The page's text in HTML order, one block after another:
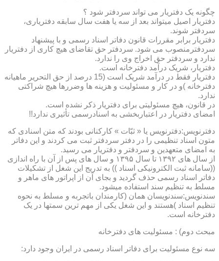
چگونه یک دفتریار می تواند سردفتر شود ؟
دفتریار اصیل میتواند بعد از سه یا هفت سال سابقه دفتریاری،
سردفتر شوند.
دفتریار برابر مقررات قانون دفاتر اسناد رسمی و با پیشنهاد
سردفترمنصوب می شود. سردفتر حق تقاضای هیچ کاری از دفتریار
ندارد و سردفتر حق اخراج وی را ندارد.
دفتریار، شریک درآمد دفترخانه است.
دفتریار فقط در درآمد شریک است (15 درصد از حق التحریر ماهیانه
دفترخانه )و در کار و مسئولیت و هزینه ها وضررها هیچ شراکتی
ندارد.
در قانون، هیچ مسئولیتی برای دفتریار ذکر نشده است.
امضای دفتریار در اعتباربخشی به اسنادرسمی تأثیری ندارد!!
دفترنویس:دفترنویس یا « ثبّات » کارکنانی بودند که متن اسنادی که
متون اسناد تنظیمی را در دفتر سردفتر ثبت می کردند و این دفاتر
به امضای متعهدین و سردفتر و دفتریار می رسید.
از سال های ۱۳۹۲ تا سال ۱۳۹۵ و سال های پس از آن با راه اندازی
((سامانه ثبت الکترونیکی اسناد )) به تدریج این شغل از تشکیلات
دفاتر اسناد رسمی حذف گردید و بجای آن از اپراتور های ماهر و
مسلط به تنظیم سند استفاده میشود.
سندنویس:سندنویسان همان (کارمندان باتجربه و مسلط به نحوه
تنظیم اسناد )هستند و این شغل یکی از مهم ترین سمتها در یک
دفترخانه است.
مبحث دوم) : مسئولیت های دفترخانه
سه نوع مسئولیت برای دفاتر اسناد رسمی در ایران وجود دارد: